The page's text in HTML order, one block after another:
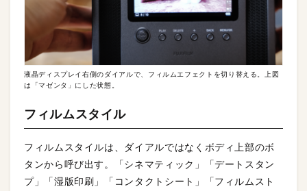
液晶ディスプレイ右側のダイアルで、フィルムエフェクトを切り替える。上図
は「マゼンタ」にした状態。
フィルムスタイル
フィルムスタイルは、ダイアルではなくボディ上部のボ
タンから呼び出す。「シネマティック」「デートスタン
プ」「湿版印刷」「コンタクトシート」「フィルムスト